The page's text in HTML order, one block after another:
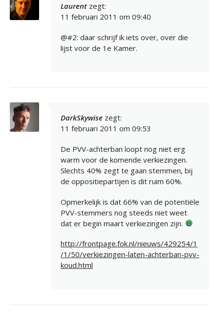
Laurent zegt:
11 februari 2011 om 09:40
@#2: daar schrijf ik iets over, over die
lijst voor de 1e Kamer.
DarkSkywise zegt:
11 februari 2011 om 09:53
De PVV-achterban loopt nog niet erg
warm voor de komende verkiezingen.
Slechts 40% zegt te gaan stemmen, bij
de oppositiepartijen is dit ruim 60%.
Opmerkelijk is dat 66% van de potentiële
PVV-stemmers nog steeds niet weet
dat er begin maart verkiezingen zijn.
http://frontpage.fok.nl/nieuws/429254/1
/1/50/verkiezingen-laten-achterban-pvv-
koud.html